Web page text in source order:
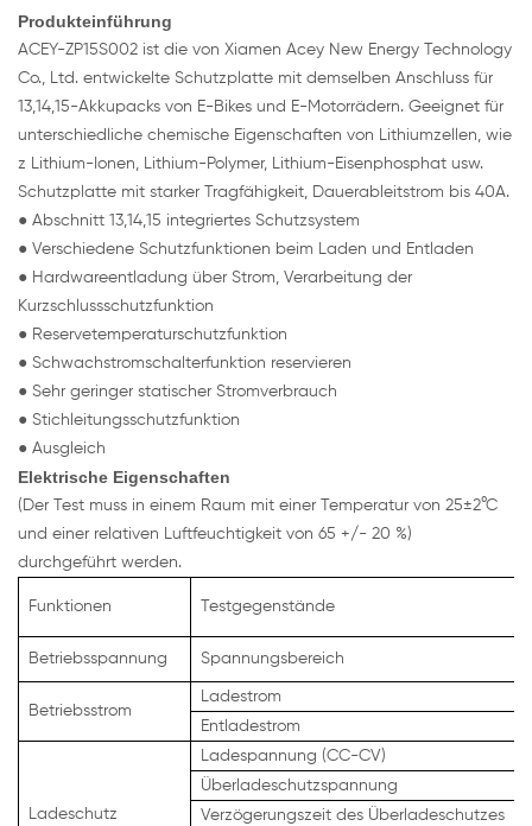
Produkteinführung
ACEY-ZP15S002 ist die von Xiamen Acey New Energy Technology
Co., Ltd. entwickelte Schutzplatte mit demselben Anschluss für
13,14,15-Akkupacks von E-Bikes und E-Motorrädern. Geeignet für
unterschiedliche chemische Eigenschaften von Lithiumzellen, wie
z Lithium-Ionen, Lithium-Polymer, Lithium-Eisenphosphat usw.
Schutzplatte mit starker Tragfähigkeit, Dauerableitstrom bis 40A.
● Abschnitt 13,14,15 integriertes Schutzsystem
● Verschiedene Schutzfunktionen beim Laden und Entladen
● Hardwareentladung über Strom, Verarbeitung der
Kurzschlussschutzfunktion
● Reservetemperaturschutzfunktion
● Schwachstromschalterfunktion reservieren
● Sehr geringer statischer Stromverbrauch
● Stichleitungsschutzfunktion
● Ausgleich
Elektrische Eigenschaften
(Der Test muss in einem Raum mit einer Temperatur von 25±2°C
und einer relativen Luftfeuchtigkeit von 65 +/- 20 %)
durchgeführt werden.
Funktionen Testgegenstände
Betriebsspannung Spannungsbereich
Betriebsstrom
Ladestrom
Entladestrom
Ladeschutz
Ladespannung (CC-CV)
Überladeschutzspannung
Verzögerungszeit des Überladeschutzes